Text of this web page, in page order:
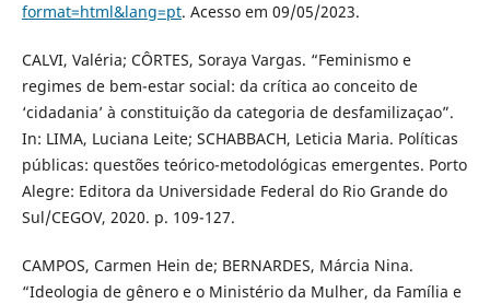
format=html&lang=pt. Acesso em 09/05/2023.
CALVI, Valéria; CÔRTES, Soraya Vargas. “Feminismo e
regimes de bem-estar social: da crítica ao conceito de
‘cidadania’ à constituição da categoria de desfamilizaçao”.
In: LIMA, Luciana Leite; SCHABBACH, Leticia Maria. Políticas
públicas: questões teórico-metodológicas emergentes. Porto
Alegre: Editora da Universidade Federal do Rio Grande do
Sul/CEGOV, 2020. p. 109-127.
CAMPOS, Carmen Hein de; BERNARDES, Márcia Nina.
“Ideologia de gênero e o Ministério da Mulher, da Família e